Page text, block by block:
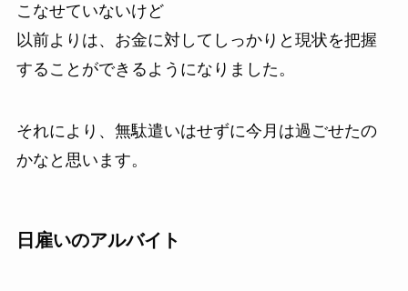
こなせていないけど
以前よりは、お金に対してしっかりと現状を把握
することができるようになりました。
それにより、無駄遣いはせずに今月は過ごせたの
かなと思います。
日雇いのアルバイト